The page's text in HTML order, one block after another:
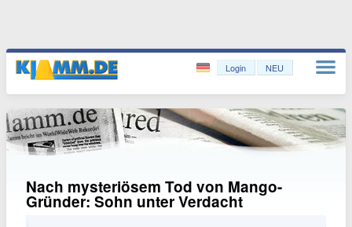
Login NEU
Nach mysteriösem Tod von Mango-
Gründer: Sohn unter Verdacht